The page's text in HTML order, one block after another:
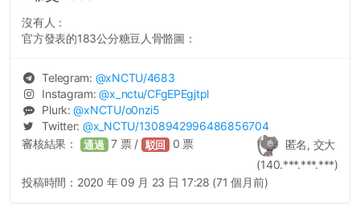
沒有人：
官方發表的183公分糖豆人骨骼圖：
Telegram: @xNCTU/4683
Instagram:@x_nctu/CFgEPEgjtpl
Plurk:@xNCTU/o0nzi5
Twitter: @x_NCTU/1308942996486856704
匿名, 交大
(140.***.***.***)
審核結果： 通過 7 票 / 駁回 0 票
投稿時間： 2020 年 09 月 23 日 17:28 (71 個月前)